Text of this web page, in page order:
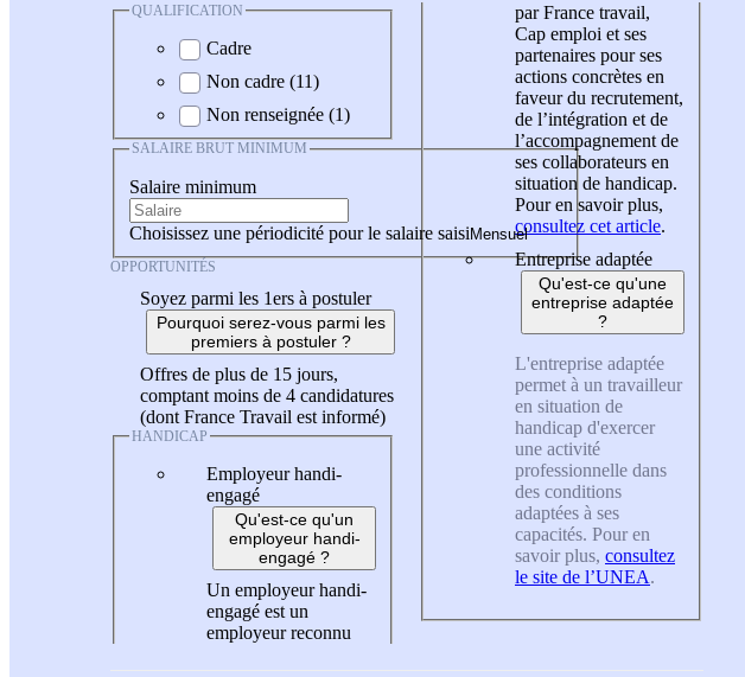
QUALIFICATION
Cadre
Non cadre (11)
Non renseignée (1)
SALAIRE BRUT MINIMUM
Salaire minimum
Choisissez une périodicité pour le salaire saisi
OPPORTUNITÉS
Soyez parmi les 1ers à postuler
Pourquoi serez-vous parmi les
premiers à postuler ?
Offres de plus de 15 jours,
comptant moins de 4 candidatures
(dont France Travail est informé)
HANDICAP
Employeur handi-
engagé
Qu'est-ce qu'un
employeur handi-
engagé ?
Un employeur handi-
engagé est un
employeur reconnu
par France travail,
Cap emploi et ses
partenaires pour ses
actions concrètes en
faveur du recrutement,
de l’intégration et de
l’accompagnement de
ses collaborateurs en
situation de handicap.
Pour en savoir plus,
consultez cet article.
Entreprise adaptée
Qu'est-ce qu'une
entreprise adaptée
?
L'entreprise adaptée
permet à un travailleur
en situation de
handicap d'exercer
une activité
professionnelle dans
des conditions
adaptées à ses
capacités. Pour en
savoir plus, consultez
le site de l’UNEA.